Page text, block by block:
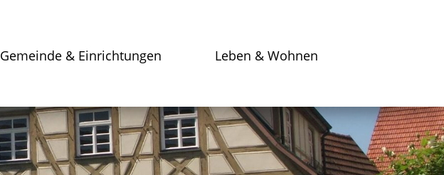
Gemeinde & Einrichtungen Leben & Wohnen